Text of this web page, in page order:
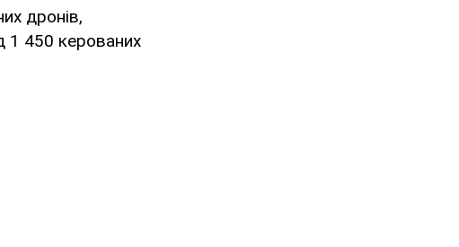
дронів,
1 450 керованих